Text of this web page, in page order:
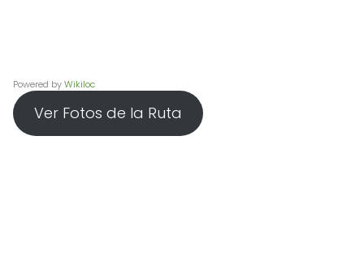
Powered byWikiloc
Ver Fotos de la Ruta